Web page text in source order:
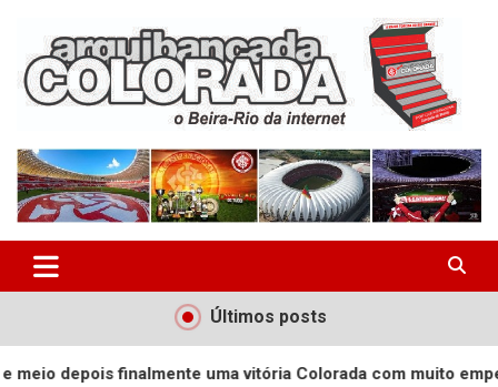
content
Arquibancada Colorada
Últimos posts
uma vitória Colorada com muito empenho!